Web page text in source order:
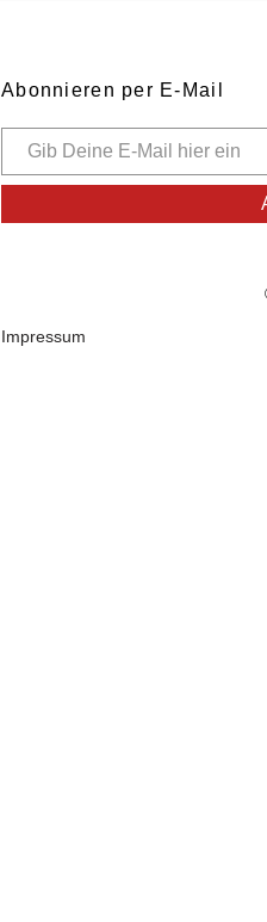
Abonnieren per E-Mail
Impressum